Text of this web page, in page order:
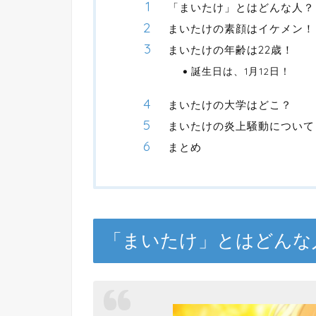
「まいたけ」とはどんな人？
まいたけの素顔はイケメン！
まいたけの年齢は22歳！
誕生日は、1月12日！
まいたけの大学はどこ？
まいたけの炎上騒動について
まとめ
「まいたけ」とはどん